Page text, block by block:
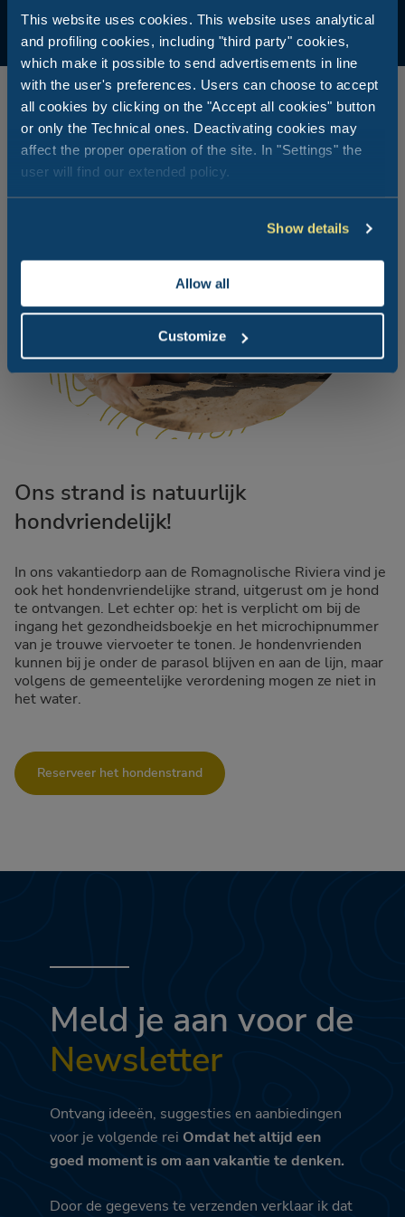
This website uses cookies. This website uses analytical
and profiling cookies, including "third party" cookies,
which make it possible to send advertisements in line
with the user's preferences. Users can choose to accept
all cookies by clicking on the "Accept all cookies" button
or only the Technical ones. Deactivating cookies may
affect the proper operation of the site. In "Settings" the
user will find our extended policy.
Show details
Allow all
Customize
volledige ontspanning.
Ons strand is natuurlijk
hondvriendelijk!
In ons vakantiedorp aan de Romagnolische Riviera vind je
ook het hondenvriendelijke strand, uitgerust om je hond
te ontvangen. Let echter op: het is verplicht om bij de
ingang het gezondheidsboekje en het microchipnummer
van je trouwe viervoeter te tonen. Je hondenvrienden
kunnen bij je onder de parasol blijven en aan de lijn, maar
volgens de gemeentelijke verordening mogen ze niet in
het water.
Reserveer het hondenstrand
Meld je aan voor de
Newsletter
Ontvang ideeën, suggesties en aanbiedingen
voor je volgende rei Omdat het altijd een
goed moment is om aan vakantie te denken.
Door de gegevens te verzenden verklaar ik dat